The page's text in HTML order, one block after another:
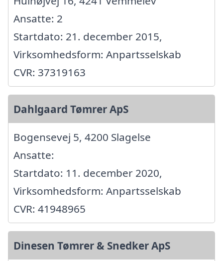
Ansatte: 2
Startdato: 21. december 2015,
Virksomhedsform: Anpartsselskab
CVR: 37319163
Dahlgaard Tømrer ApS
Bogensevej 5, 4200 Slagelse
Ansatte:
Startdato: 11. december 2020,
Virksomhedsform: Anpartsselskab
CVR: 41948965
Dinesen Tømrer & Snedker ApS